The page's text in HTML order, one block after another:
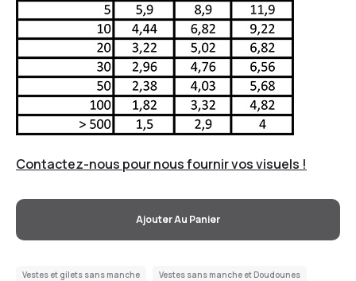
Contactez-nous pour nous fournir vos visuels !
Ajouter Au Panier
Vestes et gilets sans manche Vestes sans manche et Doudounes